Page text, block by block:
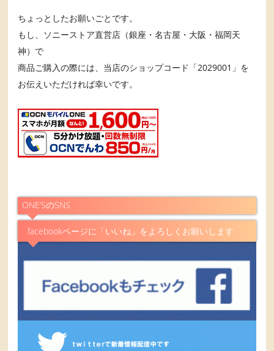
ちょっとしたお願いごとです。
もし、ソニーストア直営店（銀座・名古屋・大阪・福岡天
神）で
商品ご購入の際には、当店のショップコード「2029001」を
お伝えいただければ幸いです。
ONE’SのSNS
facebookページに「いいね」をよろしくお願いします